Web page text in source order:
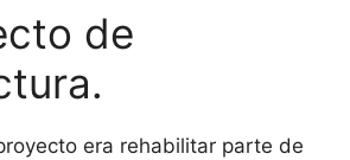
de
era rehabilitar parte de